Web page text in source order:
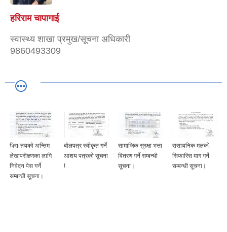
हरिराम चापागाई
स्वास्थ्य शाखा प्रमुख/सूचना अधिकारी
9860493309
विद्यालयको अन्तिम
लेखापरीक्षणका लागि
निवेदन पेस गर्ने
सम्बन्धी सूचना।
बोलपत्र स्वीकृत गर्ने
आशय पत्रको सूचना
!
सामाजिक सुरक्षा भत्ता
वितरण गर्ने सम्बन्धी
सूचना।
रासायनिक मलको
सिफारिस माग गर्ने
सम्बन्धी सूचना।